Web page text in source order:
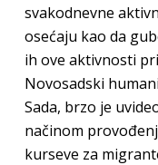
svakodnevne
osećaju kao da
ih ove aktivnosti
Novosadski
Sada, brzo je
načinom
kurseve za